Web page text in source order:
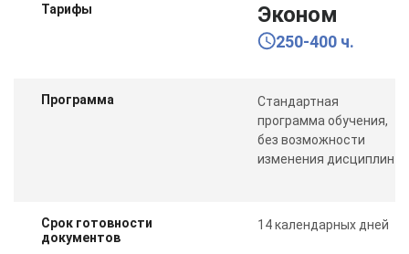
Тарифы Эконом
250-400 ч.
Программа
Стандартная
программа обучения,
без возможности
изменения дисциплин
Срок готовности
документов
14 календарных дней